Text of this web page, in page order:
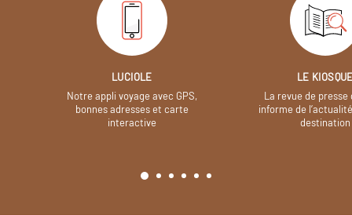
LUCIOLE
Notre appli voyage avec GPS,
bonnes adresses et carte
interactive
LE
La revue de presse
informe de
destination